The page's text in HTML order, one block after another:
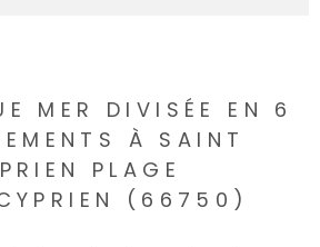
MER DIVISÉE EN 6
À SAINT
PLAGE
(66750)